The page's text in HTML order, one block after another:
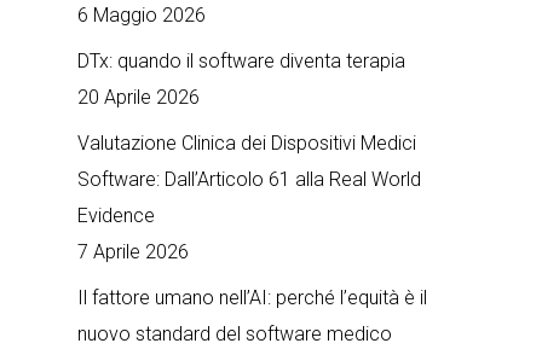
6 Maggio 2026
DTx: quando il software diventa terapia
20 Aprile 2026
Valutazione Clinica dei Dispositivi Medici
Software: Dall’Articolo 61 alla Real World
Evidence
7 Aprile 2026
Il fattore umano nell’AI: perché l’equità è il
nuovo standard del software medico